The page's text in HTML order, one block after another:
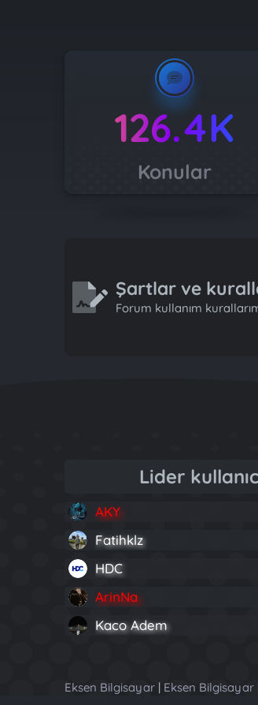
126.4K
Konular
Şartlar ve
Forum kullanım
Lider
AKY
Fatihklz
HDC
ArinNa
Kaco Adem
Eksen Bilgisayar | Eksen Bilgisayar